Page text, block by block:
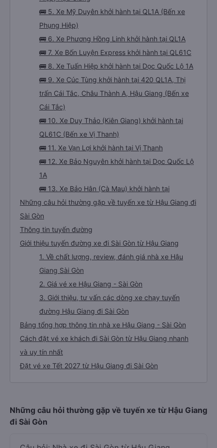
🚌 5. Xe Mỹ Duyên khởi hành tại QL1A (Bến xe
Phụng Hiệp)
🚌 6. Xe Phương Hồng Linh khởi hành tại QL1A
🚌 7. Xe Bốn Luyện Express khởi hành tại QL61C
🚌 8. Xe Tuấn Hiệp khởi hành tại Dọc Quốc Lộ 1A
🚌 9. Xe Cúc Tùng khởi hành tại 420 QL1A, Thị
trấn Cái Tắc, Châu Thành A, Hậu Giang (Bến xe
Cái Tắc)
🚌 10. Xe Duy Thảo (Kiên Giang) khởi hành tại
QL61C (Bến xe Vị Thanh)
🚌 11. Xe Vạn Lợi khởi hành tại Vị Thanh
🚌 12. Xe Bảo Nguyên khởi hành tại Dọc Quốc Lộ
1A
🚌 13. Xe Bảo Hân (Cà Mau) khởi hành tại
Những câu hỏi thường gặp về tuyến xe từ Hậu Giang đi
Sài Gòn
Thông tin tuyến đường
Giới thiệu tuyến đường xe đi Sài Gòn từ Hậu Giang
1. Về chất lượng, review, đánh giá nhà xe Hậu
Giang Sài Gòn
2. Giá vé xe Hậu Giang - Sài Gòn
3. Giới thiệu, tư vấn các dòng xe chạy tuyến
đường Hậu Giang đi Sài Gòn
Bảng tổng hợp thông tin nhà xe Hậu Giang - Sài Gòn
Cách đặt vé xe khách đi Sài Gòn từ Hậu Giang nhanh
và uy tín nhất
Đặt vé xe Tết 2027 từ Hậu Giang đi Sài Gòn
Những câu hỏi thường gặp về tuyến xe từ Hậu Giang
đi Sài Gòn